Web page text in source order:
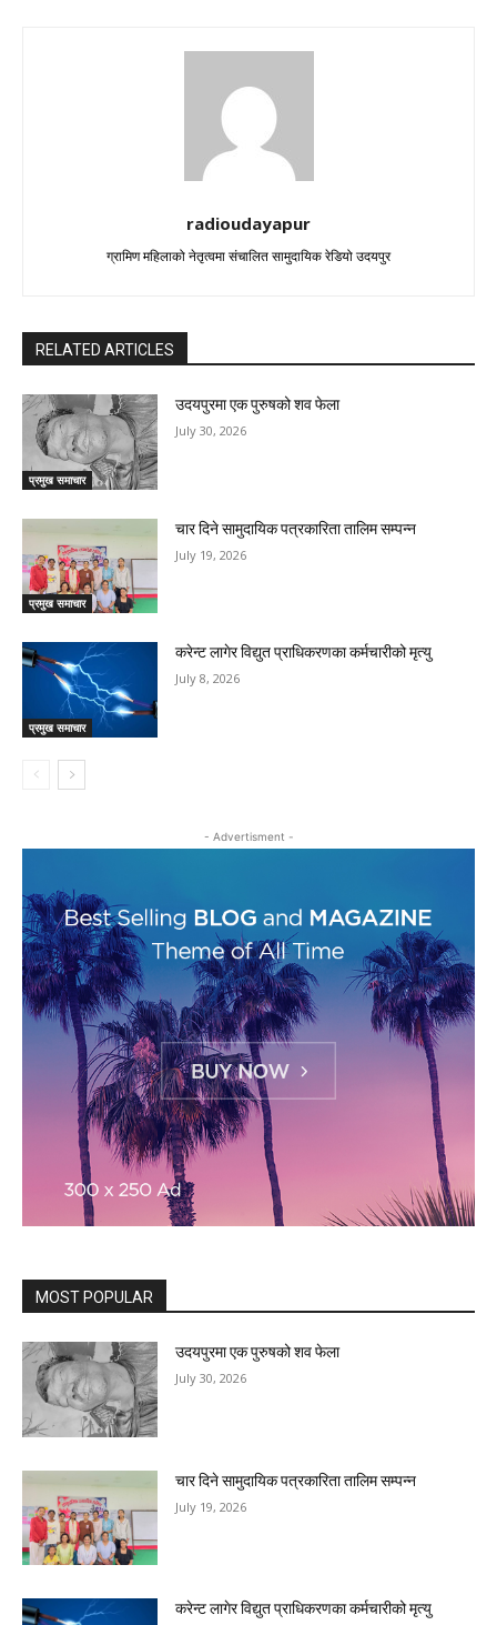
radioudayapur
ग्रामिण महिलाको नेतृत्वमा संचालित सामुदायिक रेडियो उदयपुर
RELATED ARTICLES
प्रमुख समाचार
उदयपुरमा एक पुरुषको शव फेला
July 30, 2026
प्रमुख समाचार
चार दिने सामुदायिक पत्रकारिता तालिम सम्पन्न
July 19, 2026
प्रमुख समाचार
करेन्ट लागेर विद्युत प्राधिकरणका कर्मचारीको मृत्यु
July 8, 2026
- Advertisment -
MOST POPULAR
उदयपुरमा एक पुरुषको शव फेला
July 30, 2026
चार दिने सामुदायिक पत्रकारिता तालिम सम्पन्न
July 19, 2026
करेन्ट लागेर विद्युत प्राधिकरणका कर्मचारीको मृत्यु